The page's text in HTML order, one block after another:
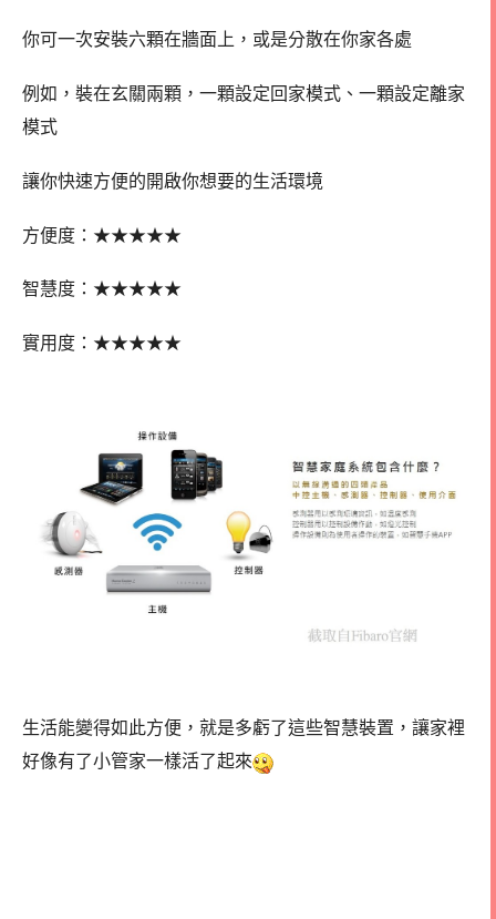
你可一次安裝六顆在牆面上，或是分散在你家各處
例如，裝在玄關兩顆，一顆設定回家模式、一顆設定離家
模式
讓你快速方便的開啟你想要的生活環境
方便度： ★★★★★
智慧度： ★★★★★
實用度： ★★★★★
生活能變得如此方便，就是多虧了這些智慧裝置，讓家裡
好像有了小管家一樣活了起來